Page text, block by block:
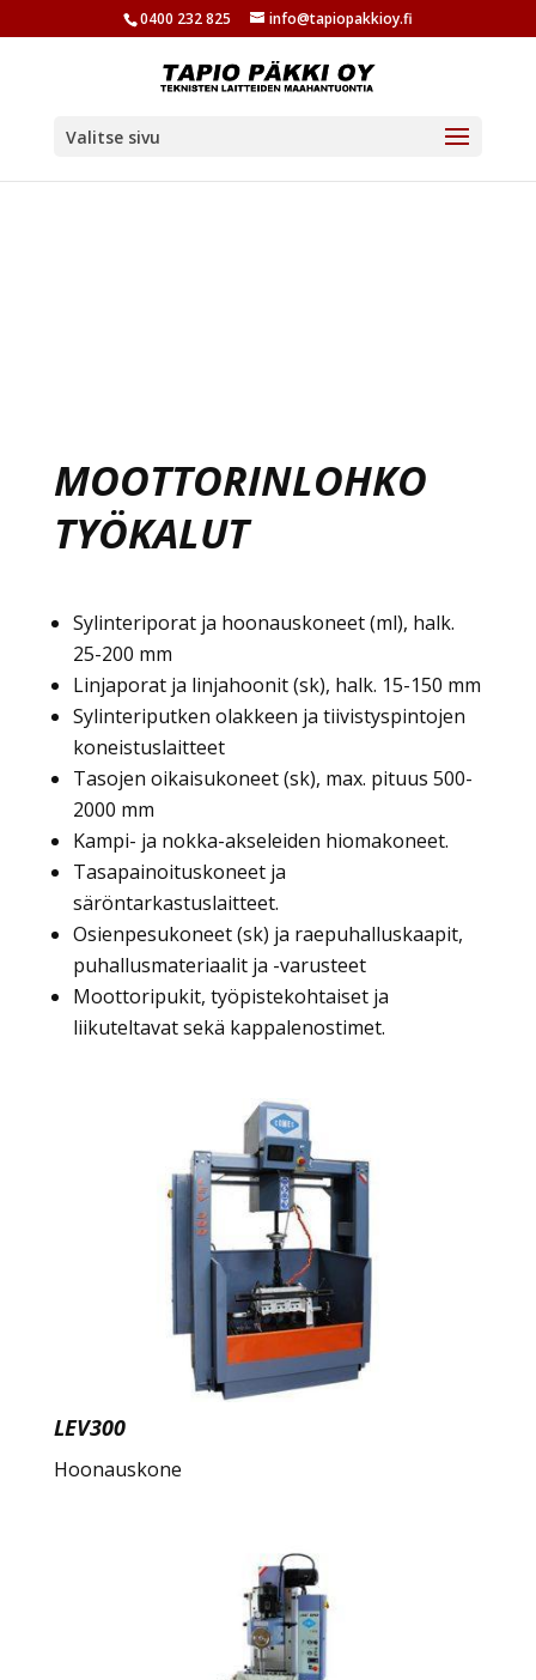
0400 232 825 info@tapiopakkioy.fi
Valitse sivu
MOOTTORINLOHKO
TYÖKALUT
Sylinteriporat ja hoonauskoneet (ml), halk.
25-200 mm
Linjaporat ja linjahoonit (sk), halk. 15-150 mm
Sylinteriputken olakkeen ja tiivistyspintojen
koneistuslaitteet
Tasojen oikaisukoneet (sk), max. pituus 500-
2000 mm
Kampi- ja nokka-akseleiden hiomakoneet.
Tasapainoituskoneet ja
säröntarkastuslaitteet.
Osienpesukoneet (sk) ja raepuhalluskaapit,
puhallusmateriaalit ja -varusteet
Moottoripukit, työpistekohtaiset ja
liikuteltavat sekä kappalenostimet.
LEV300
Hoonauskone